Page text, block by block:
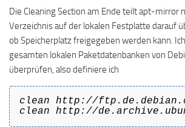
Die Cleaning Section am Ende teilt apt-mirror
Verzeichnis auf der lokalen Festplatte darauf
ob Speicherplatz freigegeben werden kann.
gesamten lokalen Paketdatenbanken von
überprüfen, also definiere ich
clean http://
clean http://